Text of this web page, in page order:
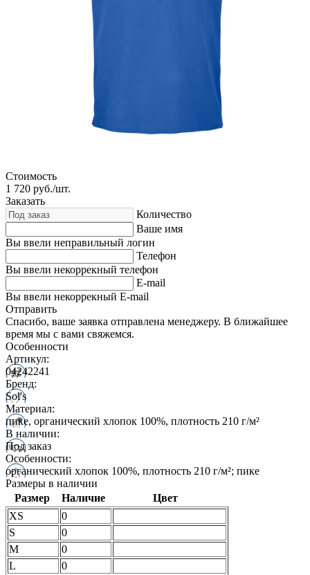
Стоимость
1 720 руб./шт.
Заказать
Количество
Ваше имя
Вы ввели неправильный логин
Телефон
Вы ввели некоррекный телефон
E-mail
Вы ввели некоррекный E-mail
Отправить
Спасибо, ваше заявка отправлена менеджеру. В ближайшее
время мы с вами свяжемся.
Особенности
Артикул:
04242241
Бренд:
Sol's
Материал:
пике, органический хлопок 100%, плотность 210 г/м²
В наличии:
Под заказ
Особенности:
органический хлопок 100%, плотность 210 г/м²; пике
Размеры в наличии
Размер
Наличие
Цвет
XS
0
S
0
M
0
L
0